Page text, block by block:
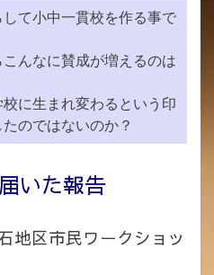
て小中一貫校を作る事で
んなに賛成が増えるのは
校に生まれ変わるという印
のではないのか？
いた報告
地区市民ワークショッ